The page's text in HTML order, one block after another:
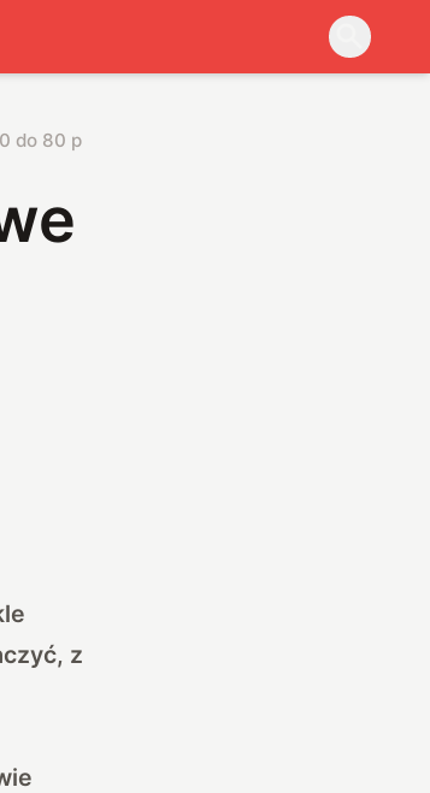
80 proc. prędkości światła
z